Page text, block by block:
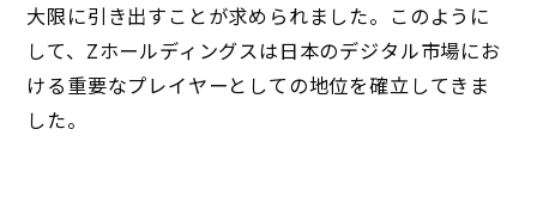
大限に引き出すことが求められました。このように
して、Zホールディングスは日本のデジタル市場にお
ける重要なプレイヤーとしての地位を確立してきま
した。